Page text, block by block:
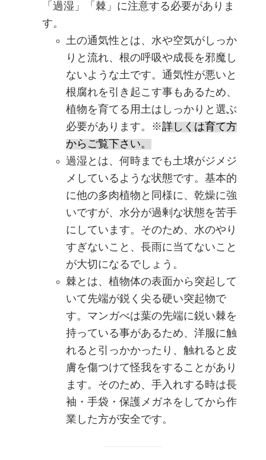
「過湿」「棘」に注意する必要がありま
す。
土の通気性とは、水や空気がしっか
りと流れ、根の呼吸や成長を邪魔し
ないような土です。通気性が悪いと
根腐れを引き起こす事もあるため、
植物を育てる用土はしっかりと選ぶ
必要があります。※詳しくは育て方
からご覧下さい。
過湿とは、何時までも土壌がジメジ
メしているような状態です。基本的
に他の多肉植物と同様に、乾燥に強
いですが、水分が過剰な状態を苦手
にしています。そのため、水のやり
すぎないこと、長雨に当てないこと
が大切になるでしょう。
棘とは、植物体の表面から突起して
いて先端が鋭く尖る硬い突起物で
す。マンガべは葉の先端に鋭い棘を
持っている事があるため、洋服に触
れると引っかかったり、触れると皮
膚を傷つけて怪我をすることがあり
ます。そのため、手入れする時は長
袖・手袋・保護メガネをしてから作
業した方が安全です。